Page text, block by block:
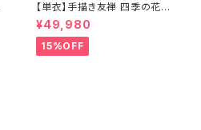
【単衣】手描き友禅 四季の花々
正絹 訪問着 水色 黄緑 白 パス
テルカラー 1431
¥49,980
15%OFF